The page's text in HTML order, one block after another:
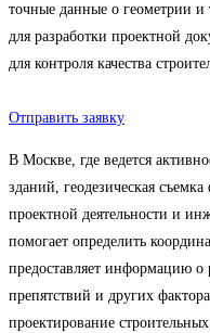
точные данные о геометрии и
для разработки проектной
для контроля качества
Отправить заявку
В Москве, где ведется
зданий, геодезическая
проектной деятельности и
помогает определить
предоставляет информацию о
препятствий и других
проектирование